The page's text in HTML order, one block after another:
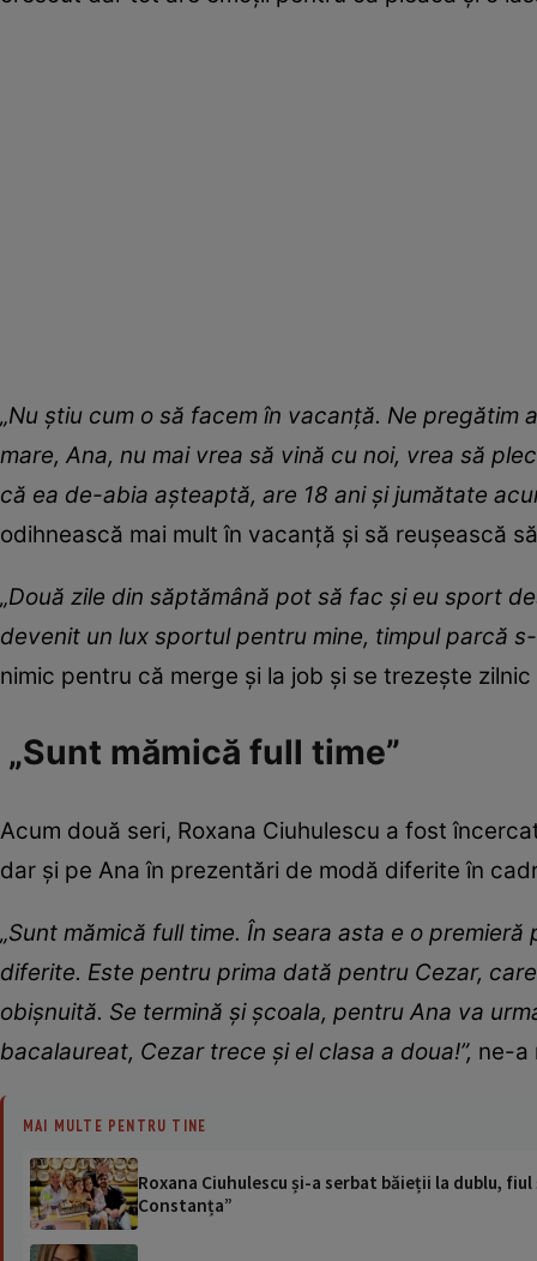
„Nu știu cum o să facem în vacanță. Ne
mare, Ana, nu mai vrea să vină cu noi, vrea să
că ea de-abia așteaptă, are 18 ani și jumătate
odihnească mai mult în vacanță și să reușească
„Două zile din săptămână pot să fac și eu sport
devenit un lux sportul pentru mine, timpul parcă
nimic pentru că merge și la job și se trezește
„Sunt mămică full time”
Acum două seri, Roxana Ciuhulescu a fost
dar și pe Ana în prezentări de modă diferite în
„Sunt mămică full time. În seara asta e o
diferite. Este pentru prima dată pentru Cezar,
obișnuită. Se termină și școala, pentru Ana va
bacalaureat, Cezar trece și el clasa a doua!”, ne-a
MAI MULTE PENTRU TINE
Roxana Ciuhulescu și-a serbat băieții la dublu,
Constanța”